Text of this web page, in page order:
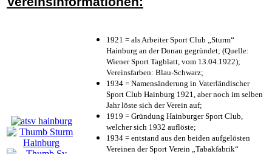
1921 = als Arbeiter Sport Club „Sturm“
Hainburg an der Donau gegründet; (Quelle:
Wiener Sport Tagblatt, vom 13.04.1922);
Vereinsfarben: Blau-Schwarz;
1934 = Namensänderung in Vaterländischer
Sport Club Hainburg 1921, aber noch im selben
Jahr löste sich der Verein auf;
1919 = Gründung Hainburger Sport Club,
welcher sich 1932 auflöste;
1934 = entstand aus den beiden aufgelösten
Vereinen der Sport Verein „Tabakfabrik“